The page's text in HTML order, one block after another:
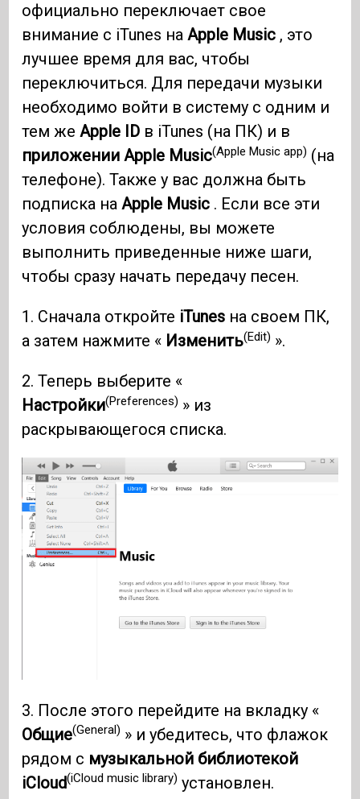
официально переключает свое
внимание с iTunes наApple Music , это
лучшее время для вас, чтобы
переключиться. Для передачи музыки
необходимо войти в систему с одним и
тем жеApple ID в iTunes (на ПК) и в
приложении Apple Music(Apple Music app) (на
телефоне). Также у вас должна быть
подписка наApple Music . Если все эти
условия соблюдены, вы можете
выполнить приведенные ниже шаги,
чтобы сразу начать передачу песен.
1. Сначала откройте iTunes на своем ПК,
а затем нажмите « Изменить(Edit) ».
2. Теперь выберите «
Настройки(Preferences) » из
раскрывающегося списка.
3. После этого перейдите на вкладку «
Общие(General) » и убедитесь, что флажок
рядом с музыкальной библиотекой
iCloud(iCloud music library) установлен.